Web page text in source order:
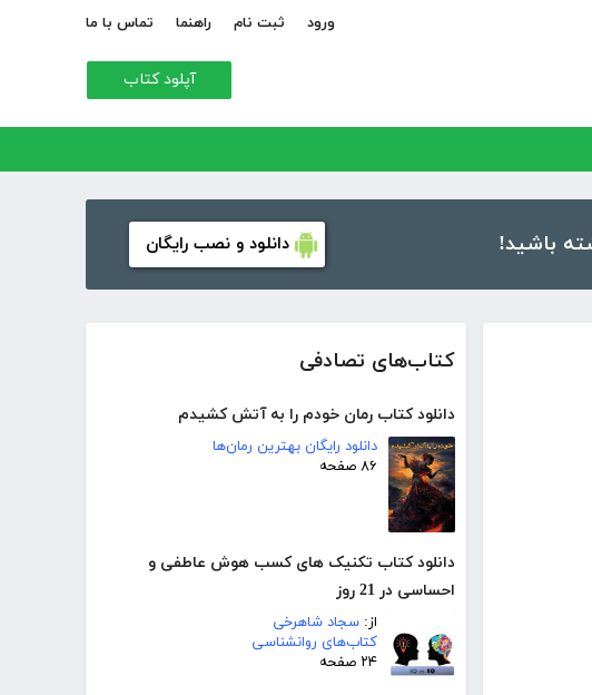
ورود ثبت نام راهنما تماس با ما
آپلود کتاب
دانلود و نصب رایگان
کتاب‌های تصادفی
دانلود کتاب رمان خودم را به آتش کشیدم
دانلود رایگان بهترین رمان‌ها
۸۶ صفحه
دانلود کتاب تکنیک های کسب هوش عاطفی و
احساسی در 21 روز
از: سجاد شاهرخی
کتاب‌های روانشناسی
۲۴ صفحه